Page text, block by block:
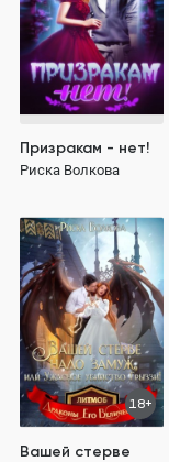
Призракам - нет!
Риска Волкова
18+
Вашей стерве